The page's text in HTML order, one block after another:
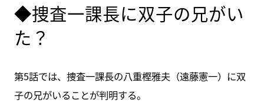
◆捜査一課長に双子の兄がい
た？
第5話では、捜査一課長の八重樫雅夫（遠藤憲一）に双
子の兄がいることが判明する。